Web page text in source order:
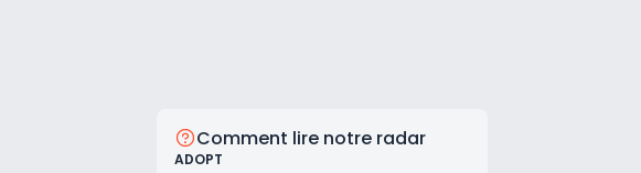
Comment lire notre radar
ADOPT